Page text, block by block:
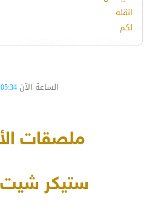
انقله
لكم
الساعة الآن 05:34 AM
ملصقات
ستيكر